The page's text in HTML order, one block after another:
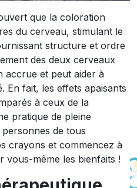
que la coloration
du cerveau, stimulant le
structure et ordre
des deux cerveaux
accrue et peut aider à
En fait, les effets apaisants
à ceux de la
pratique de pleine
de tous
crayons et commencez à
même les bienfaits !